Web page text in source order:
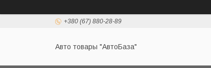
+380 (67) 880-28-89
Авто товары "АвтоБаза"